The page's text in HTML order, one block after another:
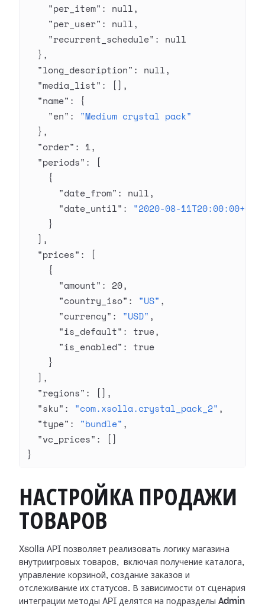
    "per_item"
: null,
    "per_user"
: null,
    "recurrent_schedule"
: null
  },
  "long_description"
: null,
  "media_list"
: [],
  "name"
: {
    "en"
: "Medium crystal pack"
  },
  "order"
: 1,
  "periods"
: [
    {
      "date_from"
: null,
      "date_until"
: "2020-08-
    }
  ],
  "prices"
: [
    {
      "amount"
: 20,
      "country_iso"
: "US" ,
      "currency"
: "USD" ,
      "is_default"
: true,
      "is_enabled"
: true
    }
  ],
  "regions"
: [],
  "sku"
: "com.xsolla.crystal_pack_2" ,
  "type"
: "bundle" ,
  "vc_prices"
: []
}
НАСТРОЙКА ПРОДАЖИ
ТОВАРОВ
Xsolla API позволяет реализовать логику магазина
внутриигровых товаров, включая получение каталога,
управление корзиной, создание заказов и
отслеживание их статусов. В зависимости от сценария
интеграции методы API делятся на подразделы Admin